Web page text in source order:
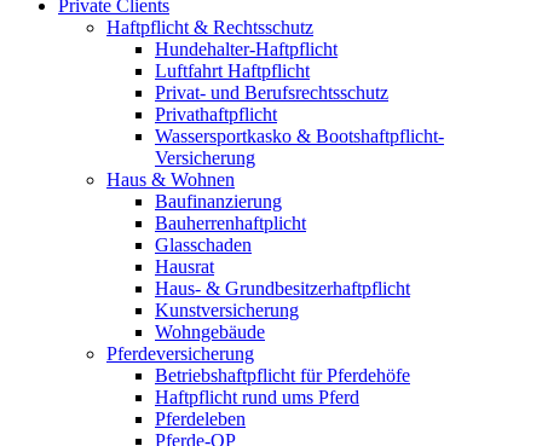
Private Clients
Haftpflicht & Rechtsschutz
Hundehalter-Haftpflicht
Luftfahrt Haftpflicht
Privat- und Berufsrechtsschutz
Privathaftpflicht
Wassersportkasko & Bootshaftpflicht-
Versicherung
Haus & Wohnen
Baufinanzierung
Bauherrenhaftplicht
Glasschaden
Hausrat
Haus- & Grundbesitzerhaftpflicht
Kunstversicherung
Wohngebäude
Pferdeversicherung
Betriebshaftpflicht für Pferdehöfe
Haftpflicht rund ums Pferd
Pferdeleben
Pferde-OP